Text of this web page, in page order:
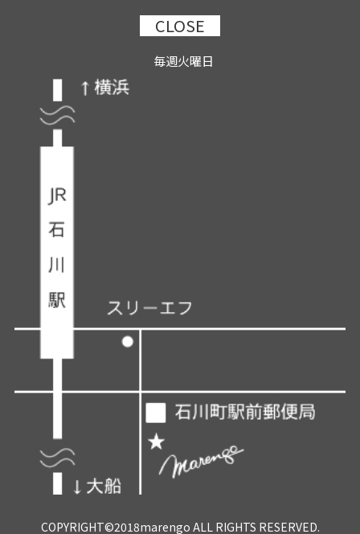
CLOSE
毎週火曜日
COPYRIGHT©2018marengo ALL RIGHTS RESERVED.